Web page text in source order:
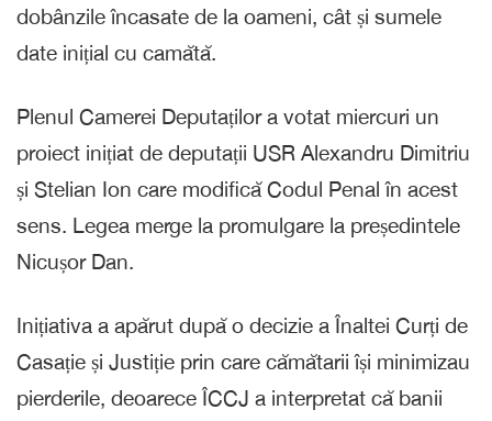
dobânzile încasate de la oameni, cât și sumele
date inițial cu camătă.
Plenul Camerei Deputaților a votat miercuri un
proiect inițiat de deputații USR Alexandru Dimitriu
și Stelian Ion care modifică Codul Penal în acest
sens. Legea merge la promulgare la președintele
Nicușor Dan.
Inițiativa a apărut după o decizie a Înaltei Curți de
Casație și Justiție prin care cămătarii își minimizau
pierderile, deoarece ÎCCJ a interpretat că banii